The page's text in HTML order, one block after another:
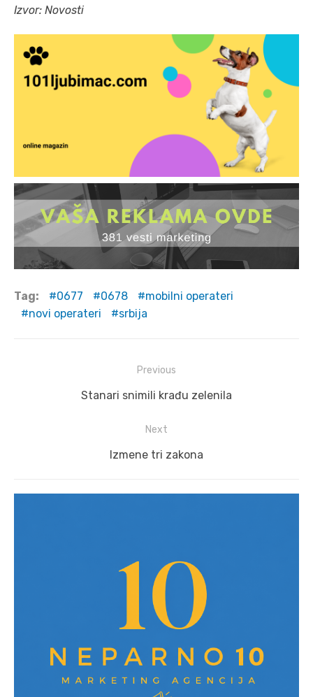
Izvor: Novosti
Tag: 0677 0678
mobilni operateri
novi operateri
srbija
navigation
Previous
Previous
Stanari snimili krađu zelenila
Next
Next
Izmene tri zakona